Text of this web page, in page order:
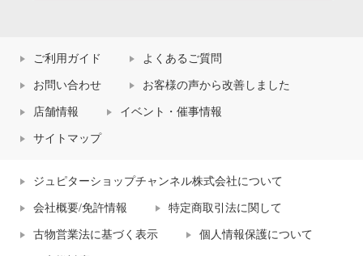
ご利用ガイド よくあるご質問
お問い合わせ お客様の声から改善しました
店舗情報 イベント・催事情報
サイトマップ
ジュピターショップチャンネル株式会社について
会社概要/免許情報 特定商取引法に関して
古物営業法に基づく表示 個人情報保護について